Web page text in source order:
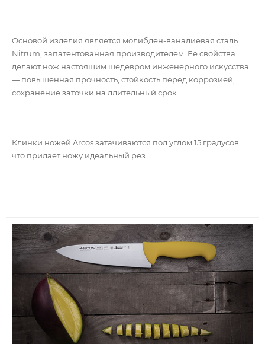
Основой изделия является молибден-ванадиевая сталь
Nitrum, запатентованная производителем. Ее свойства
делают нож настоящим шедевром инженерного искусства
— повышенная прочность, стойкость перед коррозией,
сохранение заточки на длительный срок.
Клинки ножей Arcos затачиваются под углом 15 градусов,
что придает ножу идеальный рез.